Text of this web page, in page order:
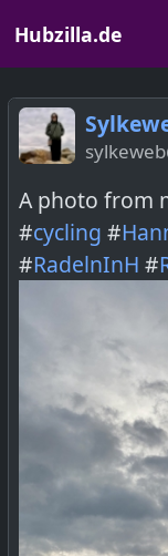
Hubzilla.de
A photo from
#cycling #
#RadelnInH #